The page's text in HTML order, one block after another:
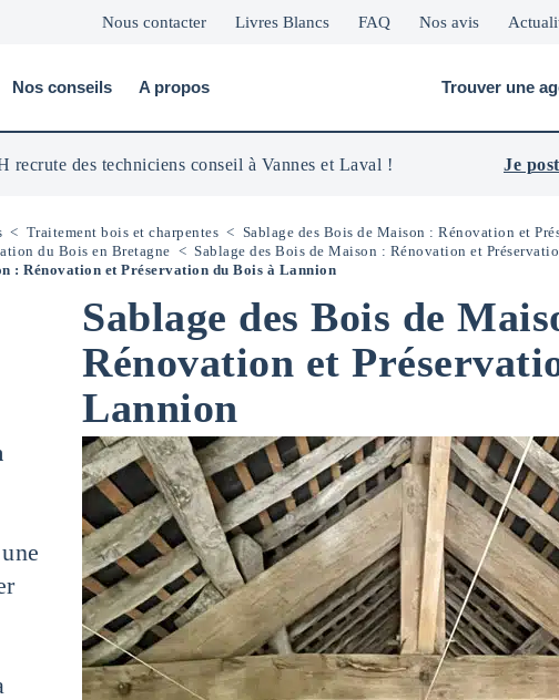
Nous contacter Livres Blancs FAQ Nos avis
Nos conseils A propos Trouver une
recrute des techniciens conseil à Vannes et Laval ! Je
< Traitement bois et charpentes < Sablage des Bois de Maison : Rénovation et
du Bois en Bretagne < Sablage des Bois de Maison : Rénovation et
: Rénovation et Préservation du Bois à Lannion
Sablage des Bois de
Rénovation et
Lannion